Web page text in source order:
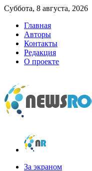
Суббота, 8 августа, 2026
Главная
Авторы
Контакты
Редакция
О проекте
newsroom.su
Новости о новостях
За экраном